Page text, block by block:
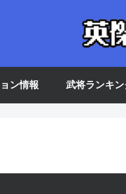
ン情報 武将ランキン